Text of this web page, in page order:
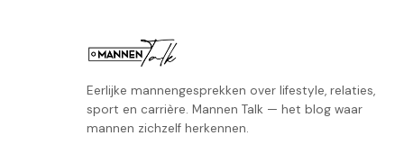
Eerlijke mannengesprekken over lifestyle, relaties,
sport en carrière. Mannen Talk — het blog waar
mannen zichzelf herkennen.